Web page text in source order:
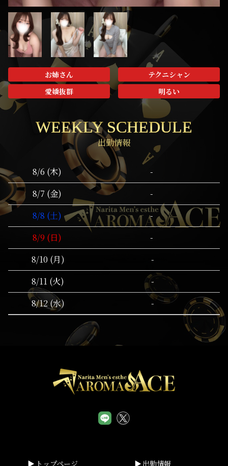
お姉さん
テクニシャン
愛嬌抜群
明るい
WEEKLY SCHEDULE
出勤情報
8/6 (木)
-
8/7 (金)
-
8/8 (土)
-
8/9 (日)
-
8/10 (月)
-
8/11 (火)
-
8/12 (水)
-
トップページ 出勤情報